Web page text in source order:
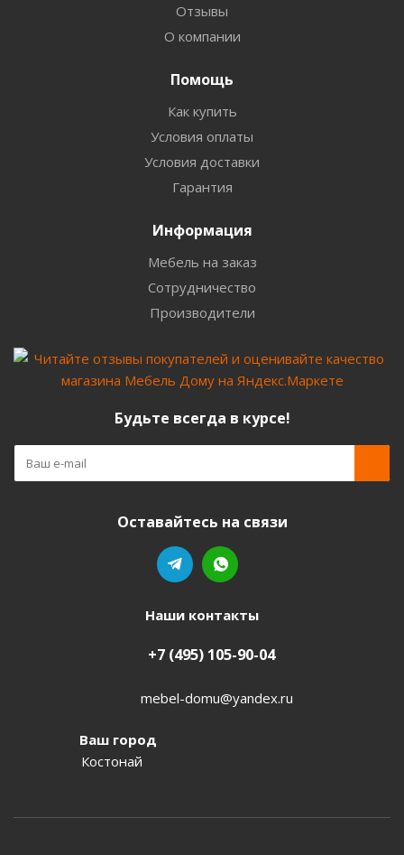
Отзывы
О компании
Помощь
Как купить
Условия оплаты
Условия доставки
Гарантия
Информация
Мебель на заказ
Сотрудничество
Производители
Будьте всегда в курсе!
Оставайтесь на связи
Наши контакты
+7 (495) 105-90-04
mebel-domu@yandex.ru
Ваш город
Костонай